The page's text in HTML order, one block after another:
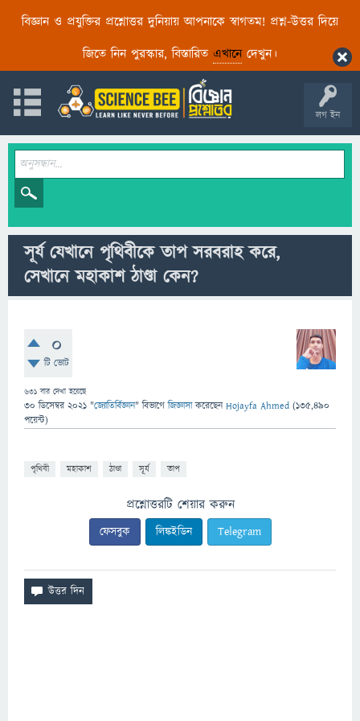
বিজ্ঞান ও প্রযুক্তির প্রশ্নোত্তর দুনিয়ায় আপনাকে স্বাগতম! প্রশ্ন-উত্তর দিয়ে
জিতে নিন পুরস্কার, বিস্তারিত এখানেদেখুন।
লগ ইন
সূর্য যেখানে পৃথিবীকে তাপ সরবরাহ করে,
সেখানে মহাকাশ ঠাণ্ডা কেন?
0
টি ভোট
631 বার দেখা হয়েছে
30 ডিসেম্বর 2021 "জ্যোতির্বিজ্ঞান" বিভাগে জিজ্ঞাসাকরেছেনHojayfa Ahmed (135,490
পয়েন্ট)
পৃথিবী মহাকাশ ঠাণ্ডা সূর্য তাপ
প্রশ্নোত্তরটি শেয়ার করুন
ফেসবুক লিঙ্কইডিন Telegram